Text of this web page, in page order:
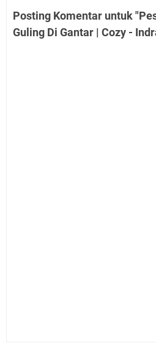
Posting Komentar untuk
Guling Di Gantar | Cozy -